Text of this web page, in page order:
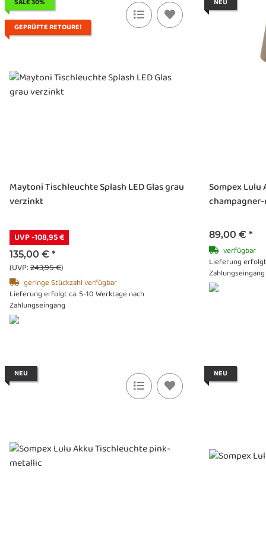
GEPRÜFTE RETOURE!
Maytoni Tischleuchte Splash LED Glas grau
verzinkt
UVP -108,95 €
135,00 € *
(UVP:243,95 €)
geringe Stückzahl verfügbar
Lieferung erfolgt ca. 5-10 Werktage nach
Zahlungseingang
Sompex
89,00 € *
verfügbar
Lieferung
Zahlungseingang
NEU NEU